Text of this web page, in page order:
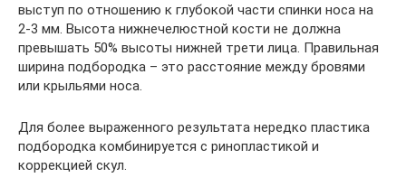
выступ по отношению к глубокой части спинки носа на
2-3 мм. Высота нижнечелюстной кости не должна
превышать 50% высоты нижней трети лица. Правильная
ширина подбородка – это расстояние между бровями
или крыльями носа.
Для более выраженного результата нередко пластика
подбородка комбинируется с ринопластикой и
коррекцией скул.